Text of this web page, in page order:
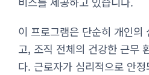
이 프로그램은 단순히 개인의
고, 조직 전체의 건강한 근무
다. 근로자가 심리적으로 안